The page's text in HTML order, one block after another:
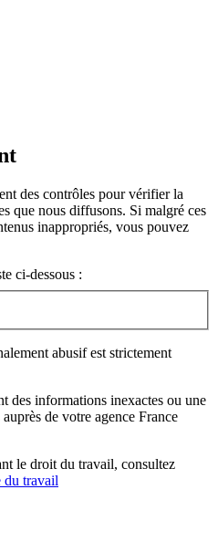
des contrôles pour vérifier la
que nous diffusons. Si malgré ces
inappropriés, vous pouvez
ci-dessous :
abusif est strictement
des informations inexactes ou une
de votre agence France
le droit du travail, consultez
du travail